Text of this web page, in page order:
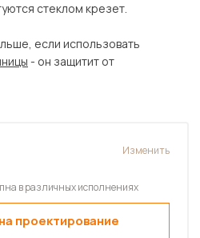
стеклом крезет.
если использовать
- он защитит от
Изменить
в различных исполнениях
проектирование